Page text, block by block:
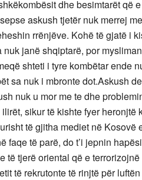
dhe besimtarët që
askush tjetër nuk merrej
rrënjëve. Kohë të gjatë i
nuk janë shqiptarë, por
shteti i tyre kombëtar ende
sa nuk i mbronte dot.Askush
nuk u mor me te dhe
sikur të kishte fyer heronjtë
të gjitha mediet në
faqe të parë, do t’i jepnin
të tjerë oriental që e
të rekrutonte të rinjtë për